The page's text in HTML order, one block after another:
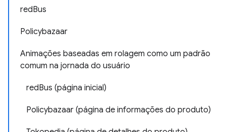
redBus
Policybazaar
Animações baseadas em rolagem como um padrão
comum na jornada do usuário
redBus (página inicial)
Policybazaar (página de informações do produto)